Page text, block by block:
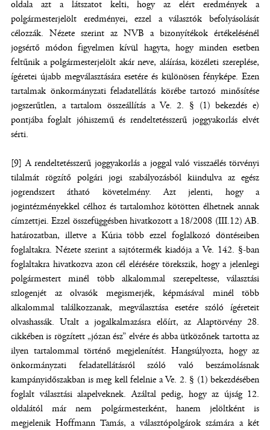
oldala azt a látszatot kelti, hogy az elért eredmények a
polgármesterjelölt eredményei, ezzel a választók befolyásolását
célozzák. Nézete szerint az NVB a bizonyítékok értékelésénél
jogsértő módon figyelmen kívül hagyta, hogy minden esetben
feltűnik a polgármesterjelölt akár neve, aláírása, közéleti szereplése,
ígéretei újabb megválasztására esetére és különösen fényképe. Ezen
tartalmak önkormányzati feladatellátás körébe tartozó minősítése
jogszerűtlen, a tartalom összeállítás a Ve. 2. § (1) bekezdés e)
pontjába foglalt jóhiszemű és rendeltetésszerű joggyakorlás elvét
sérti.
[9] A rendeltetésszerű joggyakorlás a joggal való visszaélés törvényi
tilalmát rögzítő polgári jogi szabályozásból kiindulva az egész
jogrendszert átható követelmény. Azt jelenti, hogy a
jogintézményekkel célhoz és tartalomhoz kötötten élhetnek annak
címzettjei. Ezzel összefüggésben hivatkozott a 18/2008 (III.12) AB.
határozatban, illetve a Kúria több ezzel foglalkozó döntéseiben
foglaltakra. Nézete szerint a sajtótermék kiadója a Ve. 142. §-ban
foglaltakra hivatkozva azon cél elérésére törekszik, hogy a jelenlegi
polgármestert minél több alkalommal szerepeltesse, választási
szlogenjét az olvasók megismerjék, képmásával minél több
alkalommal találkozzanak, megválasztása esetére szóló ígéreteit
olvashassák. Utalt a jogalkalmazásra előírt, az Alaptörvény 28.
cikkében is rögzített „józan ész” elvére és abba ütközőnek tartotta az
ilyen tartalommal történő megjelenítést. Hangsúlyozta, hogy az
önkormányzati feladatellátásról szóló való beszámolásnak
kampányidőszakban is meg kell felelnie a Ve. 2. § (1) bekezdésében
foglalt választási alapelveknek. Azáltal pedig, hogy az újság 12.
oldalától már nem polgármesterként, hanem jelöltként is
megjelenik Hoffmann Tamás, a választópolgárok számára a két